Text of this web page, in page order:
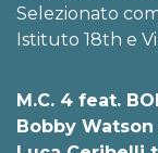
Selezionato
Istituto 18th e
M.C. 4 feat.
Bobby